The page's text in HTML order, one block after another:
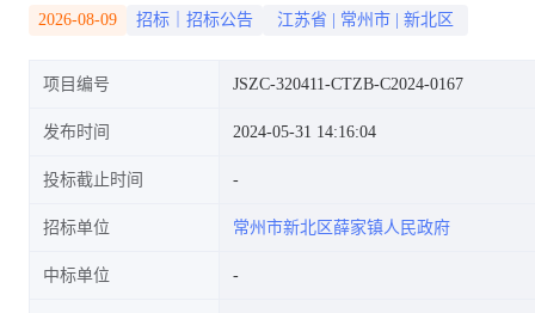
2026-08-09 招标｜招标公告 江苏省 常州市 新北区
项目编号 JSZC-320411-CTZB-C2024-0167
发布时间 2024-05-31 14:16:04
投标截止时间
招标单位 常州市新北区薛家镇人民政府
中标单位